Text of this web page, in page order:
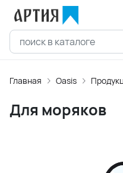
Главная Oasis
Для моряков